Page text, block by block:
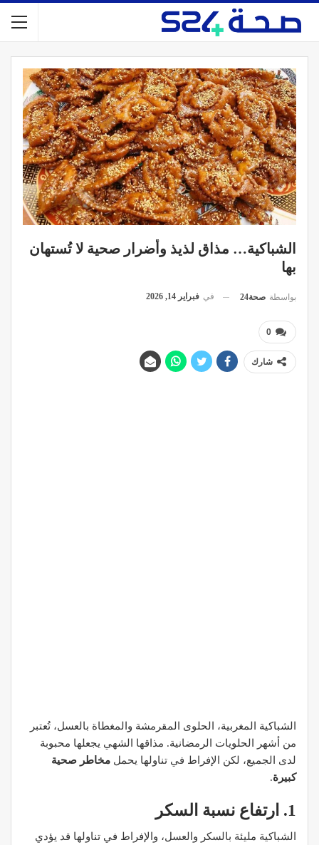
الشباكية… مذاق لذيذ وأضرار صحية لا تُستهان
بها
بواسطة صحة24 في فبراير 14, 2026
0
شارك
الشباكية المغربية، الحلوى المقرمشة والمغطاة بالعسل، تُعتبر
من أشهر الحلويات الرمضانية. مذاقها الشهي يجعلها محبوبة
لدى الجميع، لكن الإفراط في تناولها يحمل مخاطر صحية
كبيرة.
1. ارتفاع نسبة السكر
الشباكية مليئة بالسكر والعسل، والإفراط في تناولها قد يؤدي